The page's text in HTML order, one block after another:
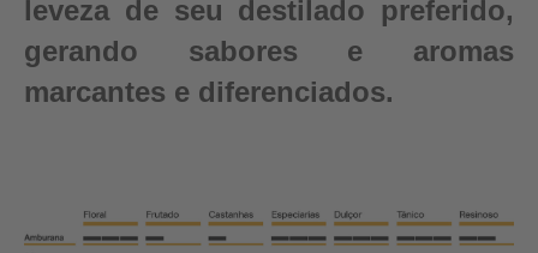
leveza de seu destilado preferido,
gerando sabores e aromas
marcantes e diferenciados.